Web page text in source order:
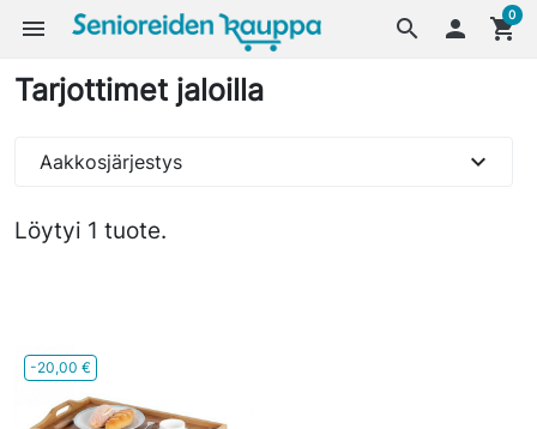
search
menu  shopping_cart
0
Tarjottimet jaloilla
Löytyi 1 tuote.
Aakkosjärjestys expand_more
-20,00 €